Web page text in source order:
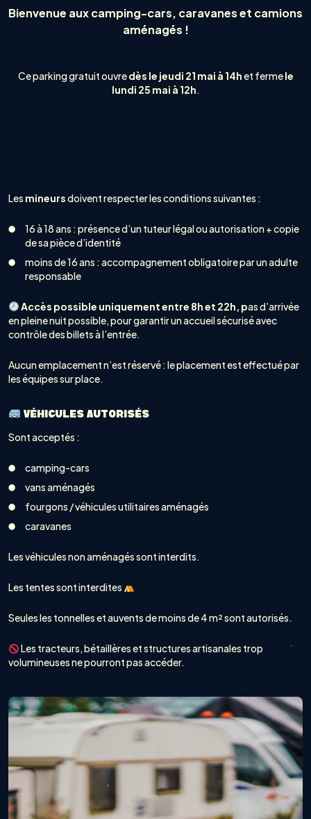
Bienvenue aux camping-cars, caravanes et camions
aménagés !
Ce parking gratuit ouvredès le jeudi 21 mai à 14het fermele
lundi 25 mai à 12h.
Les mineursdoivent respecter les conditions suivantes :
16 à 18 ans : présence d’un tuteur légal ou autorisation + copie
de sa pièce d’identité
moins de 16 ans : accompagnement obligatoire par un adulte
responsable
Accès possible uniquement entre 8h et 22h, pas d’arrivée
en pleine nuit possible, pour garantir un accueil sécurisé avec
contrôle des billets à l’entrée.
Aucun emplacement n’est réservé : le placement est effectué par
les équipes sur place.
VÉHICULES AUTORISÉS
Sont acceptés :
camping-cars
vans aménagés
fourgons / véhicules utilitaires aménagés
caravanes
Les véhicules non aménagés sont interdits.
Les tentes sont interdites
Seules les tonnelles et auvents de moins de 4 m² sont autorisés.
Les tracteurs, bétaillères et structures artisanales trop
volumineuses ne pourront pas accéder.